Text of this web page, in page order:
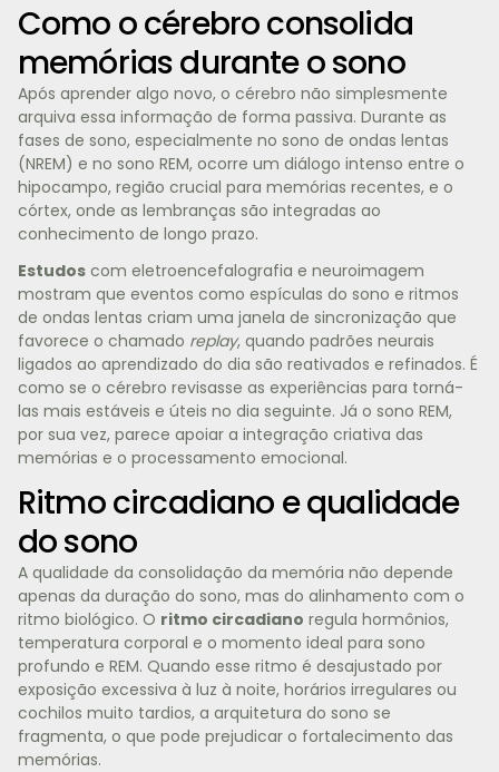
Como o cérebro consolida
memórias durante o sono
Após aprender algo novo, o cérebro não simplesmente
arquiva essa informação de forma passiva. Durante as
fases de sono, especialmente no sono de ondas lentas
(NREM) e no sono REM, ocorre um diálogo intenso entre o
hipocampo, região crucial para memórias recentes, e o
córtex, onde as lembranças são integradas ao
conhecimento de longo prazo.
Estudos com eletroencefalografia e neuroimagem
mostram que eventos como espículas do sono e ritmos
de ondas lentas criam uma janela de sincronização que
favorece o chamado replay, quando padrões neurais
ligados ao aprendizado do dia são reativados e refinados. É
como se o cérebro revisasse as experiências para torná-
las mais estáveis e úteis no dia seguinte. Já o sono REM,
por sua vez, parece apoiar a integração criativa das
memórias e o processamento emocional.
Ritmo circadiano e qualidade
do sono
A qualidade da consolidação da memória não depende
apenas da duração do sono, mas do alinhamento com o
ritmo biológico. O ritmo circadiano regula hormônios,
temperatura corporal e o momento ideal para sono
profundo e REM. Quando esse ritmo é desajustado por
exposição excessiva à luz à noite, horários irregulares ou
cochilos muito tardios, a arquitetura do sono se
fragmenta, o que pode prejudicar o fortalecimento das
memórias.